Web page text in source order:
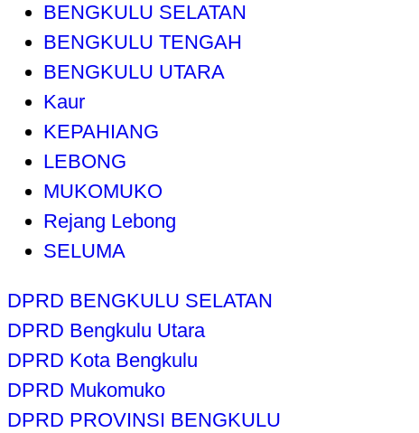
BENGKULU SELATAN
BENGKULU TENGAH
BENGKULU UTARA
Kaur
KEPAHIANG
LEBONG
MUKOMUKO
Rejang Lebong
SELUMA
DPRD BENGKULU SELATAN
DPRD Bengkulu Utara
DPRD Kota Bengkulu
DPRD Mukomuko
DPRD PROVINSI BENGKULU